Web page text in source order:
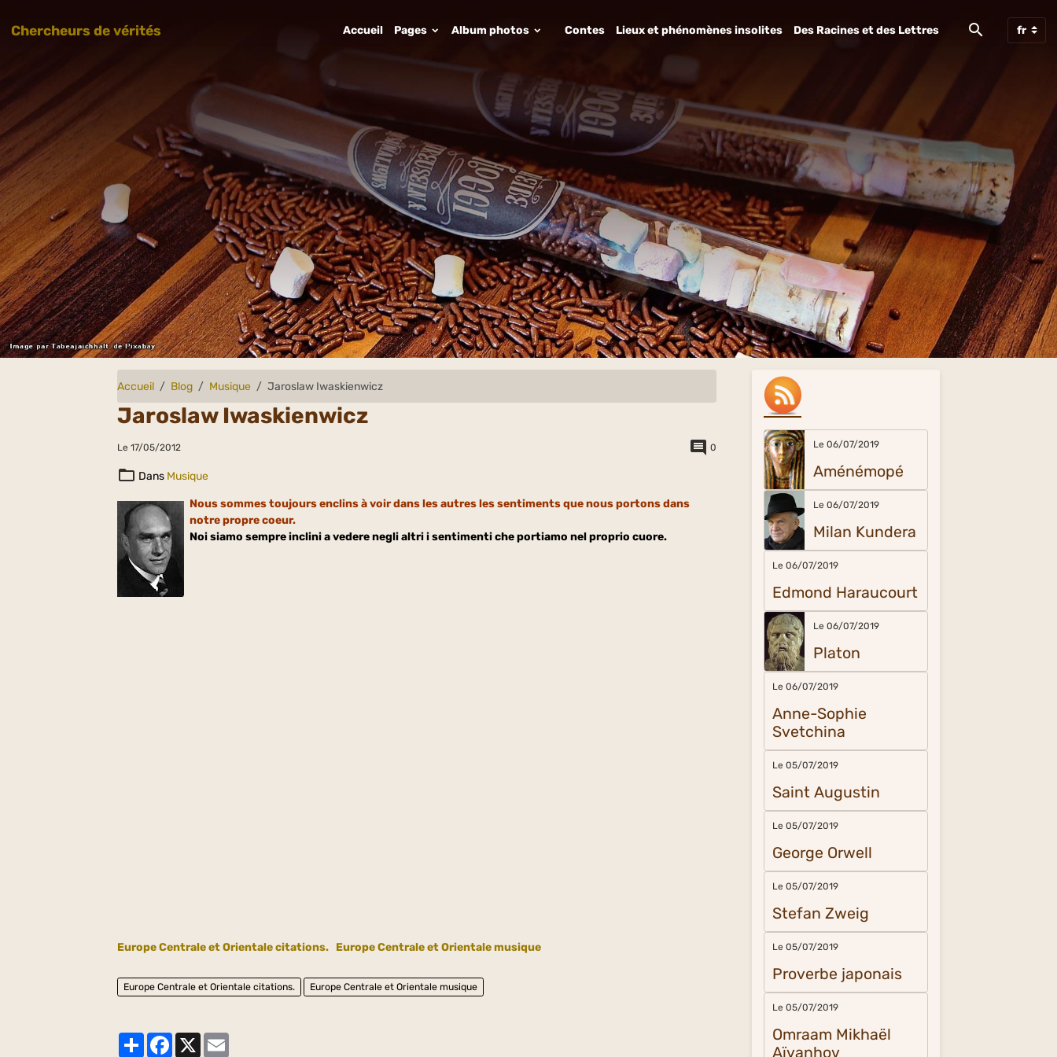
Chercheurs de vérités Accueil Pages Album photos Contes Lieux et phénomènes insolites Des Racines et des Lettres
Accueil Blog Musique Jaroslaw Iwaskienwicz
Jaroslaw Iwaskienwicz
Le 17/05/2012 0
Dans Musique
Nous sommes toujours enclins à voir dans les autres les sentiments que nous portons dans
notre propre coeur.
Noi siamo sempre inclini a vedere negli altri i sentimenti che portiamo nel proprio cuore.
Europe Centrale et Orientale citations. Europe Centrale et Orientale musique
Europe Centrale et Orientale citations. Europe Centrale et Orientale musique
PartagerFacebook
X
Le 06/07/2019
Aménémopé
Le 06/07/2019
Milan Kundera
Le 06/07/2019
Edmond Haraucourt
Le 06/07/2019
Platon
Le 06/07/2019
Anne-Sophie
Svetchina
Le 05/07/2019
Saint Augustin
Le 05/07/2019
George Orwell
Le 05/07/2019
Stefan Zweig
Le 05/07/2019
Proverbe japonais
Le 05/07/2019
Omraam Mikhaël
Aïvanhov